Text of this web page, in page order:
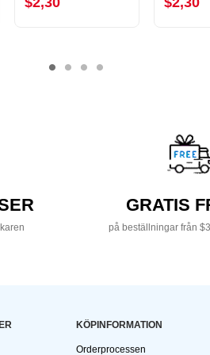
GRATIS
på beställningar från
KÖPINFORMATION
Orderprocessen